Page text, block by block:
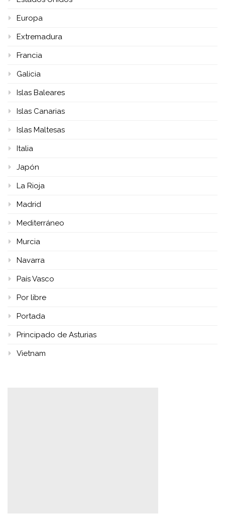
Europa
Extremadura
Francia
Galicia
Islas Baleares
Islas Canarias
Islas Maltesas
Italia
Japón
La Rioja
Madrid
Mediterráneo
Murcia
Navarra
País Vasco
Por libre
Portada
Principado de Asturias
Vietnam